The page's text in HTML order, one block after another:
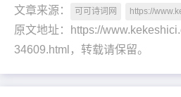
文章来源：
可可诗词网 https://
原文地址：https://
34609.html，转载请保留。